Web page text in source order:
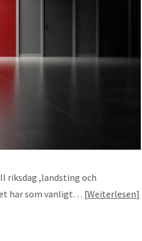
riksdag ,landsting och
har som vanligt… Weiterlesen